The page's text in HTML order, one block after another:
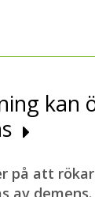
kan
på att
av